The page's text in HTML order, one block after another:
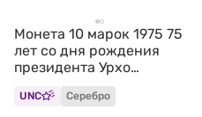
Монета 10 марок 1975 75
лет со дня рождения
президента Урхо
Кекконен Финляндия
UNC Серебро